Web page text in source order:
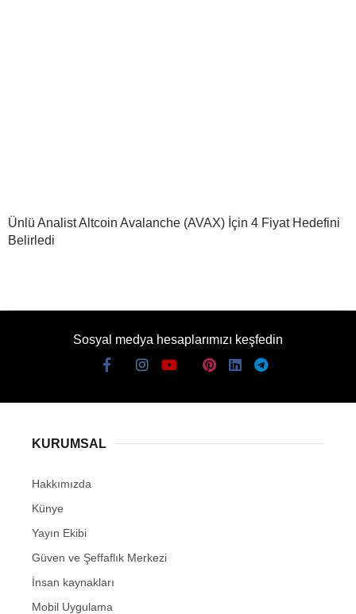
Ünlü Analist Altcoin Avalanche (AVAX) İçin 4 Fiyat Hedefini
Belirledi
Sosyal medya hesaplarımızı keşfedin
KURUMSAL
Hakkımızda
Künye
Yayın Ekibi
Güven ve Şeffaflık Merkezi
İnsan kaynakları
Mobil Uygulama